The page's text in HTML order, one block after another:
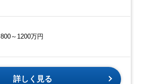
800～1200万円
詳しく見る